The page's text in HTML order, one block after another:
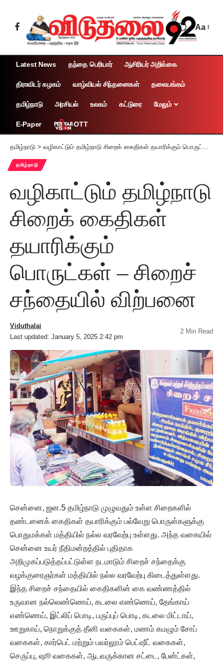
Aa
Latest News தந்தை பெரியார் ஆசிரியர் அறிக்கை
திராவிடர் கழகம் வாழ்வியல் சிந்தனைகள் தலையங்கம்
தமிழ்நாடு அரசியல் உலகம் கட்டுரை மேலும்
E-Paper OTT
தமிழ்நாடு > வழிகாட்டும் தமிழ்நாடு சிறைக் கைதிகள் தயாரிக்கும் பொருட்கள் – சிறைச் சந்தையில் விற்பனை
தமிழ்நாடு
வழிகாட்டும் தமிழ்நாடு
சிறைக் கைதிகள்
தயாரிக்கும்
பொருட்கள் – சிறைச்
சந்தையில் விற்பனை
Last updated: January 5, 2025 2:42 pm
Viduthalai
2 Min Read
சென்னை, ஜன.5 தமிழ்நாடு முழுவதும் உள்ள சிறைகளில்
தண்டனைக் கைதிகள் தயாரிக்கும் பல்வேறு பொருள்களுக்கு
பொதுமக்கள் மத்தியில் நல்ல வரவேற்பு உள்ளது. அந்த வகையில்
சென்னை உயர் நீதிமன்றத்தில் புதிதாக
அறிமுகப்படுத்தப்பட்டுள்ள நடமாடும் சிறைச் சந்தைக்கு
வழக்குரைஞர்கள் மத்தியில் நல்ல வரவேற்பு கிடைத்துள்ளது.
இந்த சிறைச் சந்தையில் கைதிகளின் கை வண்ணத்தில்
உருவான நல்லெண்ணெய், கடலை எண்ணெய், தேங்காய்
எண்ணெய், இட்லிப் பொடி, பருப்புப் பொடி, கடலை மிட்டாய்,
ஊறுகாய், நொறுக்குத் தீனி வகைகள், மணம் கமழும் சோப்
வகைகள், கார்பெட் மற்றும் பவர்லூம் பெட்ஷீட் வகைகள்,
செருப்பு, ஷூ வகைகள், ஆடவருக்கான சட்டை, பேன்ட்கள்,